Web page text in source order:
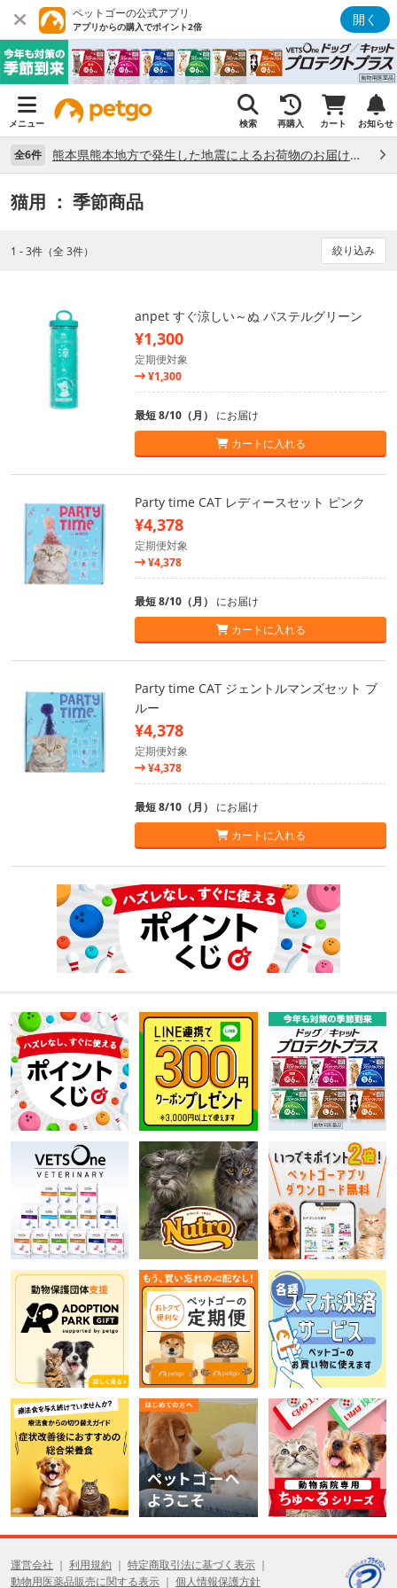
ペットゴーの公式アプリ
アプリからの購入でポイント2倍 開く
メニュー 検索 再購入 カート お知らせ
全6件 熊本県熊本地方で発生した地震によるお荷物のお届け状況について （7/28）
猫用 ： 季節商品
1 - 3件（全 3件） 絞り込み
anpet すぐ涼しい～ぬ パステルグリーン
¥1,300
定期便対象
¥1,300
最短 8/10（月） にお届け
カートに入れる
Party time CAT レディースセット ピンク
¥4,378
定期便対象
¥4,378
最短 8/10（月） にお届け
カートに入れる
Party time CAT ジェントルマンズセット ブ
ルー
¥4,378
定期便対象
¥4,378
最短 8/10（月） にお届け
カートに入れる
運営会社 利用規約
特定商取引法に基づく表示
動物用医薬品販売に関する表示
個人情報保護方針